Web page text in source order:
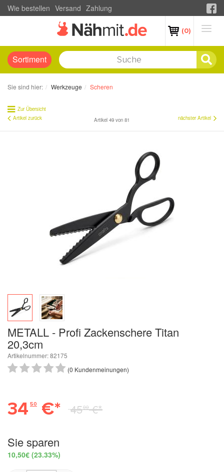
Wie bestellen Versand Zahlung
(0)
Sortiment
Sie sind hier: Werkzeuge Scheren
Zur Übersicht
Artikel zurück
Artikel 49 von 81 nächster Artikel
METALL - Profi Zackenschere Titan
20,3cm
Artikelnummer: 82175
(0 Kundenmeinungen)
34 50 €* 4500€*
Sie sparen
10,50€ (23.33%)